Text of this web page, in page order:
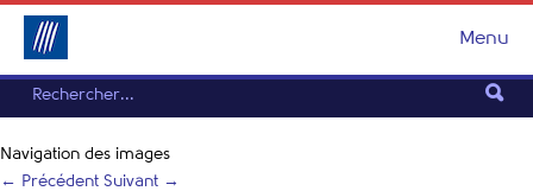
Menu
Navigation des images
← Précédent Suivant →